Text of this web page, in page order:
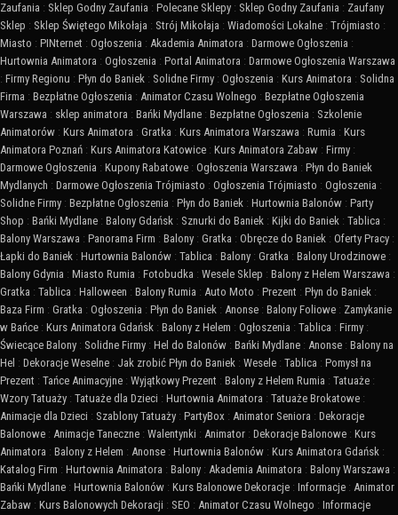
Zaufania : Sklep Godny Zaufania : Polecane Sklepy : Sklep Godny Zaufania : Zaufany
Sklep : Sklep Świętego Mikołaja : Strój Mikołaja : Wiadomości Lokalne : Trójmiasto :
Miasto : PINternet : Ogłoszenia : Akademia Animatora : Darmowe Ogłoszenia :
Hurtownia Animatora : Ogłoszenia : Portal Animatora : Darmowe Ogłoszenia Warszawa
: Firmy Regionu : Płyn do Baniek : Solidne Firmy : Ogłoszenia : Kurs Animatora : Solidna
Firma : Bezpłatne Ogłoszenia : Animator Czasu Wolnego : Bezpłatne Ogłoszenia
Warszawa : sklep animatora : Bańki Mydlane : Bezpłatne Ogłoszenia : Szkolenie
Animatorów : Kurs Animatora : Gratka : Kurs Animatora Warszawa : Rumia : Kurs
Animatora Poznań : Kurs Animatora Katowice : Kurs Animatora Zabaw : Firmy :
Darmowe Ogłoszenia : Kupony Rabatowe : Ogłoszenia Warszawa : Płyn do Baniek
Mydlanych : Darmowe Ogłoszenia Trójmiasto : Ogłoszenia Trójmiasto : Ogłoszenia :
Solidne Firmy : Bezpłatne Ogłoszenia : Płyn do Baniek : Hurtownia Balonów : Party
Shop : Bańki Mydlane : Balony Gdańsk : Sznurki do Baniek : Kijki do Baniek : Tablica :
Balony Warszawa : Panorama Firm : Balony : Gratka : Obręcze do Baniek : Oferty Pracy :
Łapki do Baniek : Hurtownia Balonów : Tablica : Balony : Gratka : Balony Urodzinowe :
Balony Gdynia : Miasto Rumia : Fotobudka : Wesele Sklep : Balony z Helem Warszawa :
Gratka : Tablica : Halloween : Balony Rumia : Auto Moto : Prezent : Płyn do Baniek :
Baza Firm : Gratka : Ogłoszenia : Płyn do Baniek : Anonse : Balony Foliowe : Zamykanie
w Bańce : Kurs Animatora Gdańsk : Balony z Helem : Ogłoszenia : Tablica : Firmy :
Świecące Balony : Solidne Firmy : Hel do Balonów : Bańki Mydlane : Anonse : Balony na
Hel : Dekoracje Weselne : Jak zrobić Płyn do Baniek : Wesele : Tablica : Pomysł na
Prezent : Tańce Animacyjne : Wyjątkowy Prezent : Balony z Helem Rumia : Tatuaże :
Wzory Tatuaży : Tatuaże dla Dzieci : Hurtownia Animatora : Tatuaże Brokatowe :
Animacje dla Dzieci : Szablony Tatuaży : PartyBox : Animator Seniora : Dekoracje
Balonowe : Animacje Taneczne : Walentynki : Animator : Dekoracje Balonowe : Kurs
Animatora : Balony z Helem : Anonse : Hurtownia Balonów : Kurs Animatora Gdańsk :
Katalog Firm : Hurtownia Animatora : Balony : Akademia Animatora : Balony Warszawa :
Bańki Mydlane : Hurtownia Balonów : Kurs Balonowe Dekoracje : Informacje : Animator
Zabaw : Kurs Balonowych Dekoracji : SEO : Animator Czasu Wolnego : Informacje